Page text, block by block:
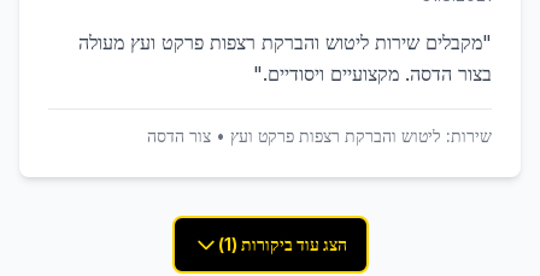
"מקבלים שירות ליטוש והברקת רצפות פרקט ועץ מעולה
בצור הדסה. מקצועיים ויסודיים."
שירות: ליטוש והברקת רצפות פרקט ועץ • צור הדסה
הצג עוד ביקורות (1)